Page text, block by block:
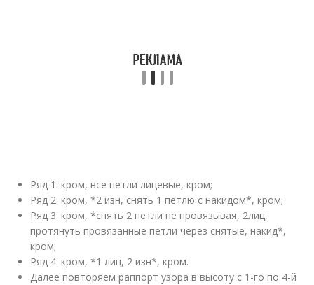
Ряд 1: кром, все петли лицевые, кром;
Ряд 2: кром, *2 изн, снять 1 петлю с накидом*, кром;
Ряд 3: кром, *снять 2 петли не провязывая, 2лиц,
протянуть провязанные петли через снятые, накид*,
кром;
Ряд 4: кром, *1 лиц, 2 изн*, кром.
Далее повторяем раппорт узора в высоту с 1-го по 4-й